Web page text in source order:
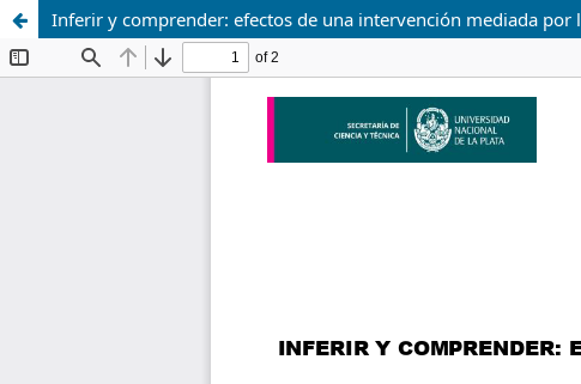
Inferir y comprender: efectos de una intervención mediada por